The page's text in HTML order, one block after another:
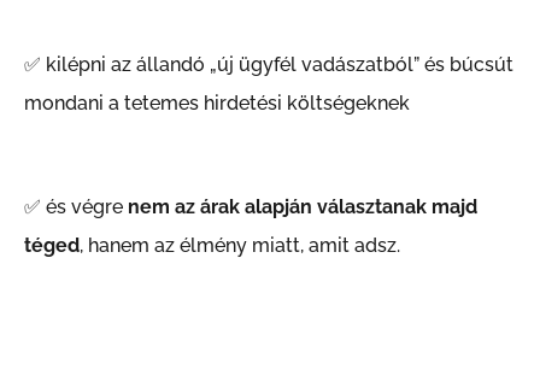
✅ kilépni az állandó „új ügyfél vadászatból” és búcsút
mondani a tetemes hirdetési költségeknek
✅ és végre nem az árak alapján választanak majd
téged, hanem az élmény miatt, amit adsz.